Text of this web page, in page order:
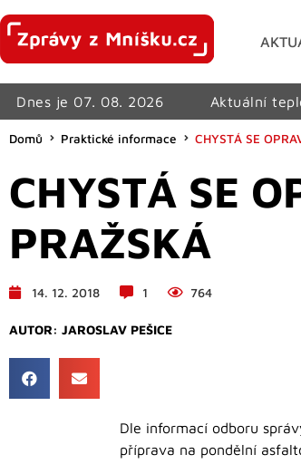
Dnes je 07. 08. 2026 Aktuální
Domů Praktické informace CHYSTÁ SE
CHYSTÁ SE
PRAŽSKÁ
14. 12. 2018 1 764
AUTOR: JAROSLAV PEŠICE
Dle informací odboru
příprava na pondělní